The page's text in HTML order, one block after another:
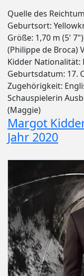
Quelle des
Geburtsort:
Größe: 1,70 m (5'
(Philippe de Broca)
Kidder Nationalität:
Geburtsdatum: 17.
Zugehörigkeit:
Schauspielerin
(Maggie)
Margot
Jahr 2020